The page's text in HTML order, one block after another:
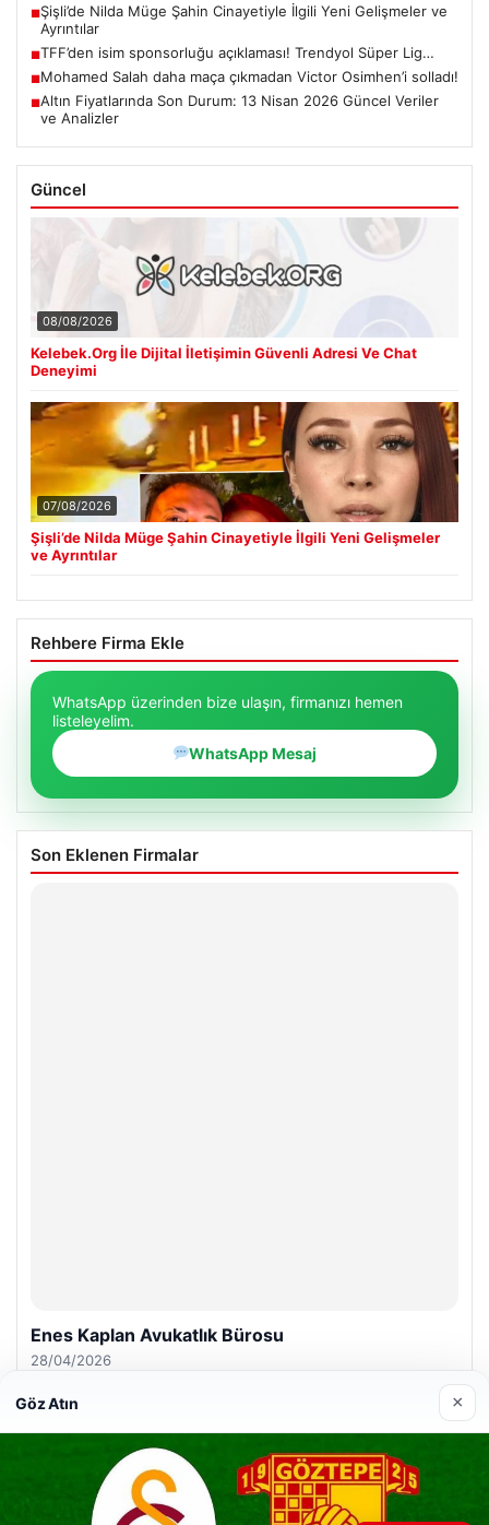
■Şişli’de Nilda Müge Şahin Cinayetiyle İlgili Yeni Gelişmeler ve
Ayrıntılar
■TFF’den isim sponsorluğu açıklaması! Trendyol Süper Lig…
■Mohamed Salah daha maça çıkmadan Victor Osimhen’i solladı!
■Altın Fiyatlarında Son Durum: 13 Nisan 2026 Güncel Veriler
ve Analizler
Güncel
08/08/2026
Kelebek.Org İle Dijital İletişimin Güvenli Adresi Ve Chat
Deneyimi
07/08/2026
Şişli’de Nilda Müge Şahin Cinayetiyle İlgili Yeni Gelişmeler
ve Ayrıntılar
Rehbere Firma Ekle
WhatsApp üzerinden bize ulaşın, firmanızı hemen
listeleyelim.
WhatsApp Mesaj
Son Eklenen Firmalar
Enes Kaplan Avukatlık Bürosu
28/04/2026
Göz Atın ×